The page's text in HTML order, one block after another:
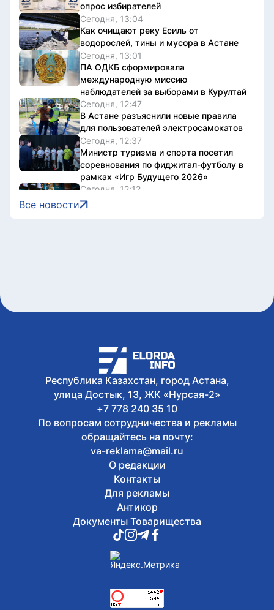
опрос избирателей
Сегодня, 13:04
Как очищают реку Есиль от
водорослей, тины и мусора в Астане
Сегодня, 13:01
ПА ОДКБ сформировала
международную миссию
наблюдателей за выборами в Курултай
Сегодня, 12:47
В Астане разъяснили новые правила
для пользователей электросамокатов
Сегодня, 12:37
Министр туризма и спорта посетил
соревнования по фиджитал-футболу в
рамках «Игр Будущего 2026»
Сегодня, 12:12
В Спорткомитете прокомментировали
августа
схеме мошенников с
электросчетчиками
Все новости
Республика Казахстан, город Астана,
улица Достык, 13, ЖК «Нурсая-2»
+7 778 240 35 10
По вопросам сотрудничества и рекламы
обращайтесь на почту:
va-reklama@mail.ru
О редакции
Контакты
Для рекламы
Антикор
Документы Товарищества